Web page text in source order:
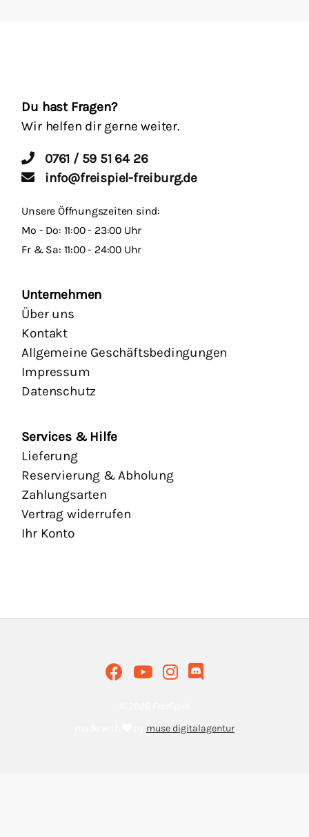
Du hast Fragen?
Wir helfen dir gerne weiter.
0761 / 59 51 64 26
info@freispiel-freiburg.de
Unsere Öffnungszeiten sind:
Mo - Do: 11:00 - 23:00 Uhr
Fr & Sa: 11:00 - 24:00 Uhr
Unternehmen
Über uns
Kontakt
Allgemeine Geschäftsbedingungen
Impressum
Datenschutz
Services & Hilfe
Lieferung
Reservierung & Abholung
Zahlungsarten
Vertrag widerrufen
Ihr Konto
muse digitalagentur